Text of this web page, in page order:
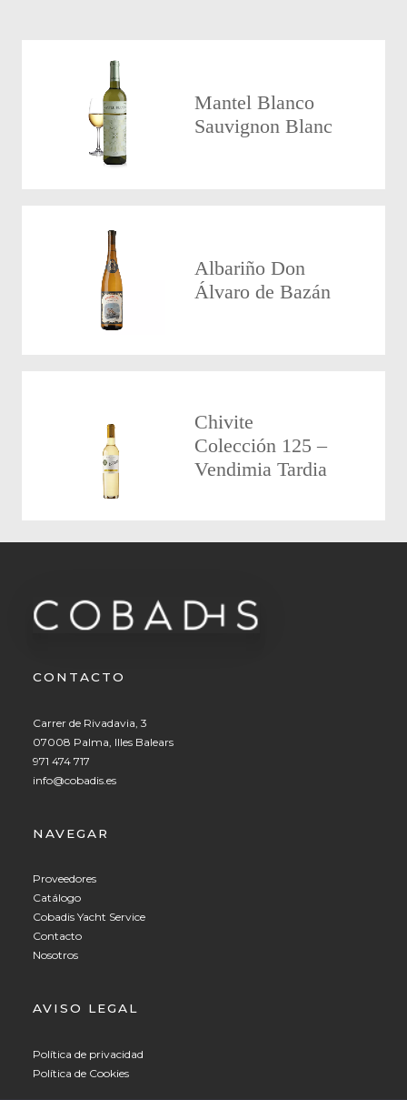
Mantel Blanco
Sauvignon Blanc
Albariño Don
Álvaro de Bazán
Chivite
Colección 125 –
Vendimia Tardia
CONTACTO
Carrer de Rivadavia, 3
07008 Palma, Illes Balears
971 474 717
info@cobadis.es
NAVEGAR
Proveedores
Catálogo
Cobadis Yacht Service
Contacto
Nosotros
AVISO LEGAL
Política de privacidad
Política de Cookies